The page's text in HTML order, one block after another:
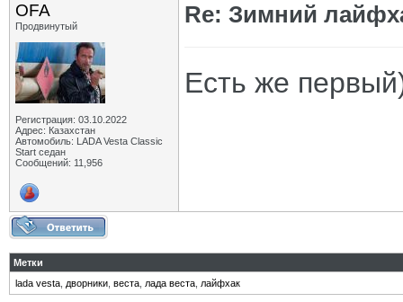
OFA
Продвинутый
Регистрация: 03.10.2022
Адрес: Казахстан
Автомобиль: LADA Vesta Classic
Start седан
Сообщений: 11,956
Re: Зимний
Есть же
Метки
lada vesta дворники веста лада веста лайфхак